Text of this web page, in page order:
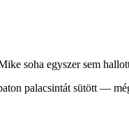
soha egyszer sem
palacsintát sütött —